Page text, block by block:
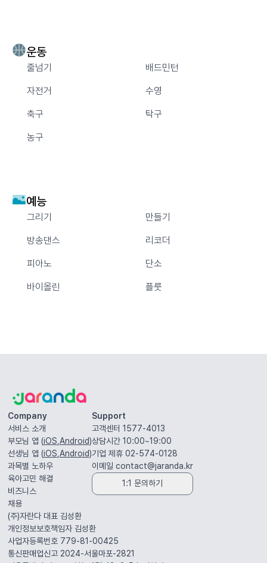
운동
줄넘기 배드민턴
자전거 수영
축구 탁구
농구
예능
그리기 만들기
방송댄스 리코더
피아노 단소
바이올린 플룻
Company
서비스 소개
부모님 앱 (iOS Android)
선생님 앱 (iOS Android)
과목별 노하우
육아고민 해결
비즈니스
채용
Support
고객센터 1577-4013
상담시간 10:00~19:00
기업 제휴 02-574-0128
이메일 contact@jaranda.kr
1:1 문의하기
(주)자란다 대표 김성환
개인정보보호책임자 김성환
사업자등록번호 779-81-00425
통신판매업신고 2024-서울마포-2821